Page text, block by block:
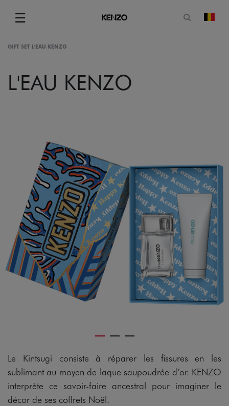
☰
Menu
Ouvrir
GIFT SET L'EAU KENZO
L'EAU KENZO
Le Kintsugi consiste à réparer les fissures en les
sublimant au moyen de laque saupoudrée d’or. KENZO
interprète ce savoir-faire ancestral pour imaginer le
décor de ses coffrets Noël.